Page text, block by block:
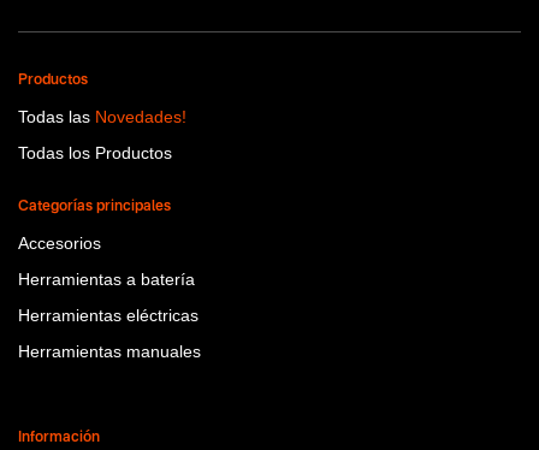
Productos
Todas las Novedades!
Todas los Productos
Categorías principales
Accesorios
Herramientas a batería
Herramientas eléctricas
Herramientas manuales
Información